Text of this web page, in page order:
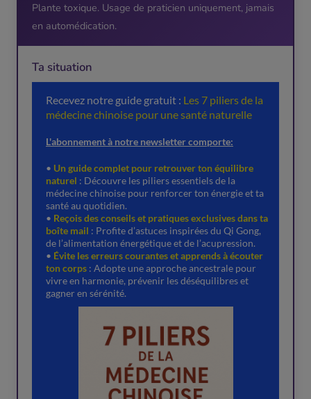
Plante toxique. Usage de praticien uniquement, jamais
en automédication.
Ta situation